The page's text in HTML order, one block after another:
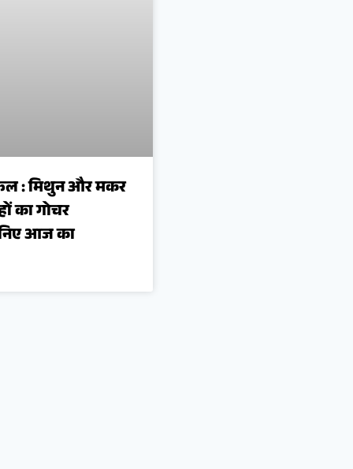
: मिथुन और मकर
का गोचर
आज का